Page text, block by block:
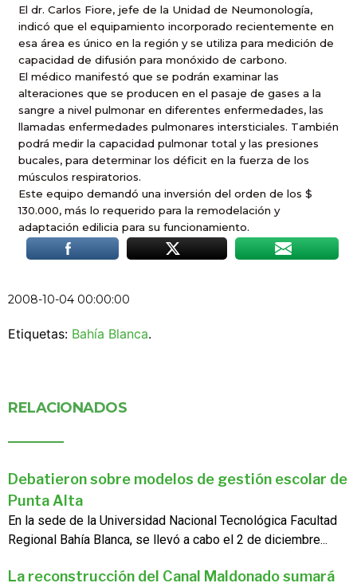
El dr. Carlos Fiore, jefe de la Unidad de Neumonología,
indicó que el equipamiento incorporado recientemente en
esa área es único en la región y se utiliza para medición de
capacidad de difusión para monóxido de carbono.
El médico manifestó que se podrán examinar las
alteraciones que se producen en el pasaje de gases a la
sangre a nivel pulmonar en diferentes enfermedades, las
llamadas enfermedades pulmonares intersticiales. También
podrá medir la capacidad pulmonar total y las presiones
bucales, para determinar los déficit en la fuerza de los
músculos respiratorios.
Este equipo demandó una inversión del orden de los $
130.000, más lo requerido para la remodelación y
adaptación edilicia para su funcionamiento.
2008-10-04 00:00:00
Etiquetas: Bahía Blanca.
RELACIONADOS
Debatieron sobre modelos de gestión escolar de
Punta Alta
En la sede de la Universidad Nacional Tecnológica Facultad
Regional Bahía Blanca, se llevó a cabo el 2 de diciembre...
La reconstrucción del Canal Maldonado sumará